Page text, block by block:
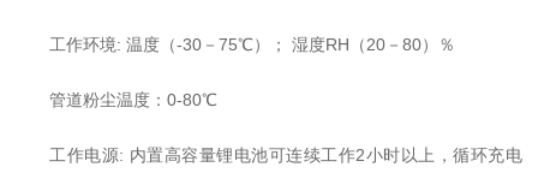
工作环境: 温度（-30－75℃）； 湿度RH（20－80）％
管道粉尘温度：0-80℃
工作电源: 内置高容量锂电池可连续工作2小时以上，循环充电